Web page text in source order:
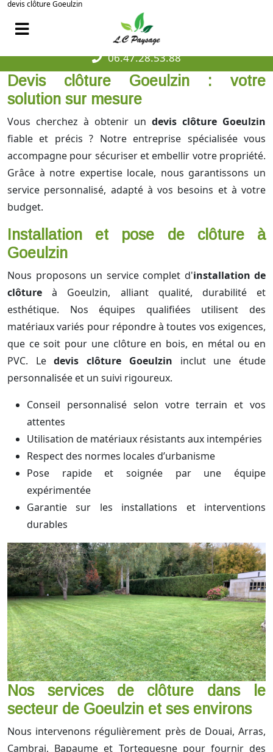
devis clôture Goeulzin
06.47.28.53.88
Devis clôture Goeulzin : votre
solution sur mesure
Vous cherchez à obtenir un devis clôture Goeulzin
fiable et précis ? Notre entreprise spécialisée vous
accompagne pour sécuriser et embellir votre propriété.
Grâce à notre expertise locale, nous garantissons un
service personnalisé, adapté à vos besoins et à votre
budget.
Installation et pose de clôture à
Goeulzin
Nous proposons un service complet d'installation de
clôture à Goeulzin, alliant qualité, durabilité et
esthétique. Nos équipes qualifiées utilisent des
matériaux variés pour répondre à toutes vos exigences,
que ce soit pour une clôture en bois, en métal ou en
PVC. Ledevis clôture Goeulzin inclut une étude
personnalisée et un suivi rigoureux.
Conseil personnalisé selon votre terrain et vos
attentes
Utilisation de matériaux résistants aux intempéries
Respect des normes locales d’urbanisme
Pose rapide et soignée par une équipe
expérimentée
Garantie sur les installations et interventions
durables
Nos services de clôture dans le
secteur de Goeulzin et ses environs
Nous intervenons régulièrement près de Douai, Arras,
Cambrai, Bapaume et Tortequesne pour fournir des